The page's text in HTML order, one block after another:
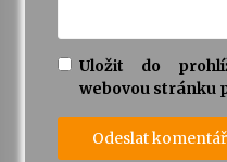
Uložit do
webovou stránku